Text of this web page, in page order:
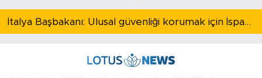
İtalya Başbakanı: Ulusal güvenliği korumak için İspanya ile Schengen kapsamındaki serbest dolaşımı askıya alıyoruz